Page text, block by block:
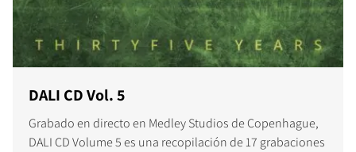
DALI CD Vol. 5
Grabado en directo en Medley Studios de Copenhague,
DALI CD Volume 5 es una recopilación de 17 grabaciones